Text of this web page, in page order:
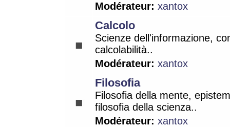
Modérateur: xantox
Calcolo
Scienze dell'informazione,
calcolabilità..
Modérateur: xantox
Filosofia
Filosofia della mente,
filosofia della scienza..
Modérateur: xantox